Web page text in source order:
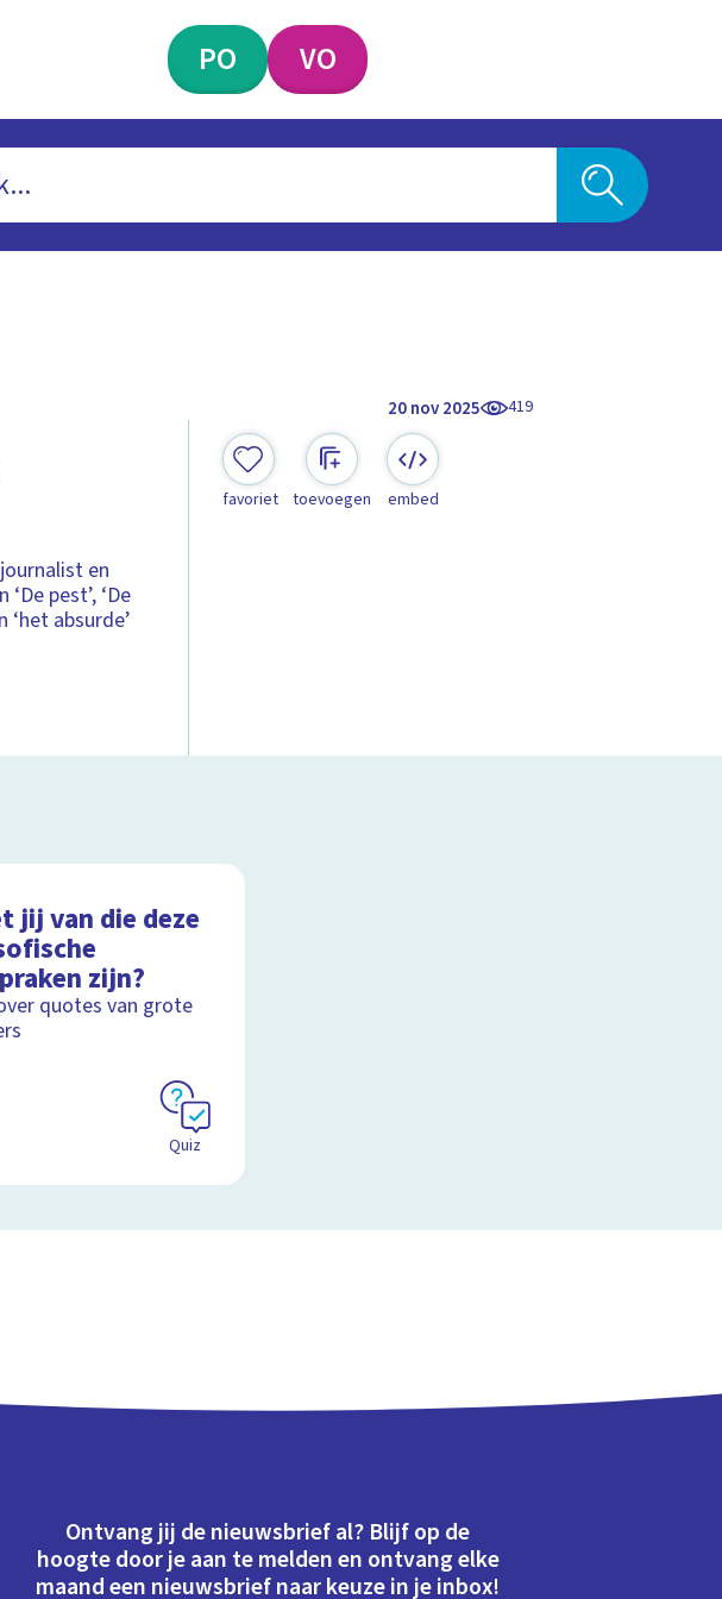
PO VO
20 nov 2025 419
en
pest’, ‘De
‘het absurde’
favoriet toevoegen embed
jij van die deze
zijn?
quotes van grote
Quiz
Ontvang jij de nieuwsbrief al? Blijf op de
hoogte door je aan te melden en ontvang elke
maand een nieuwsbrief naar keuze in je inbox!